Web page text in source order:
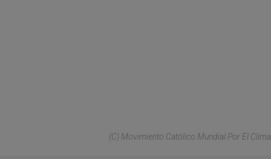
(C) Movimiento Católico Mundial Por El Clima